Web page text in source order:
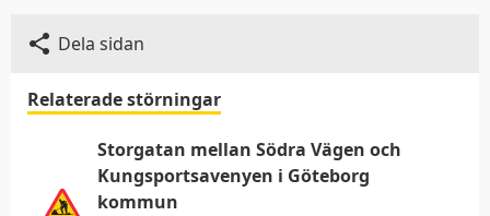
Dela sidan
Relaterade störningar
Storgatan mellan Södra Vägen och
Kungsportsavenyen i Göteborg
kommun